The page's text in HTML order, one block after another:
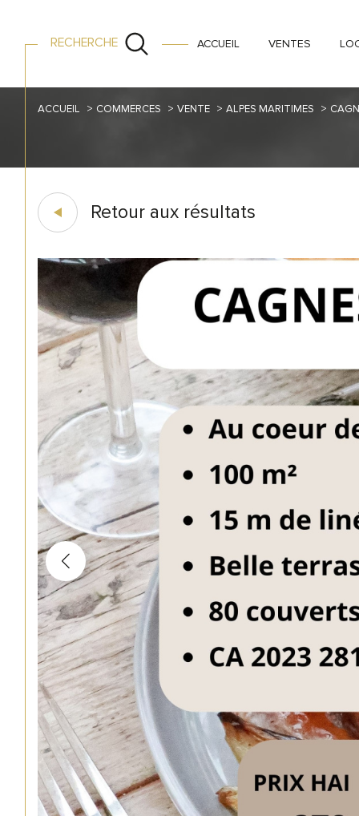
ACCUEIL VENTES
RECHERCHE
ACCUEIL COMMERCES VENTE ALPES MARITIMES
Retour aux résultats